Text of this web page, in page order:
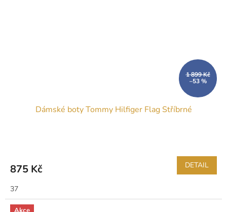
1 899 Kč
–53 %
Dámské boty Tommy Hilfiger Flag Stříbrné
875 Kč DETAIL
37
Akce